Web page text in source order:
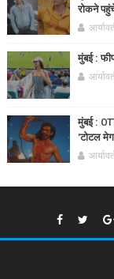
रोकने
मुंबई :
मुंबई :
'टोटल